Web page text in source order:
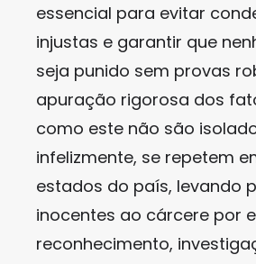
essencial para evitar
injustas e garantir que
seja punido sem provas
apuração rigorosa dos
como este não são
infelizmente, se repetem
estados do país, levando
inocentes ao cárcere por
reconhecimento,